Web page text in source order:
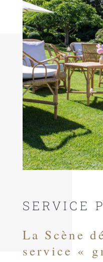
SERVICE
La Scène
service «